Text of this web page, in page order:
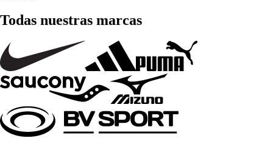
Todas nuestras marcas